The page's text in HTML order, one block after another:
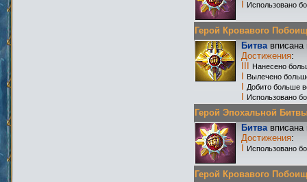
Использовано
Герой Кровавого
Битвавписана
Достижения:
Нанесено
Вылечено
Добито больше
Использовано
Герой Эпохальной
Битвавписана
Достижения:
Использовано
Герой Кровавого